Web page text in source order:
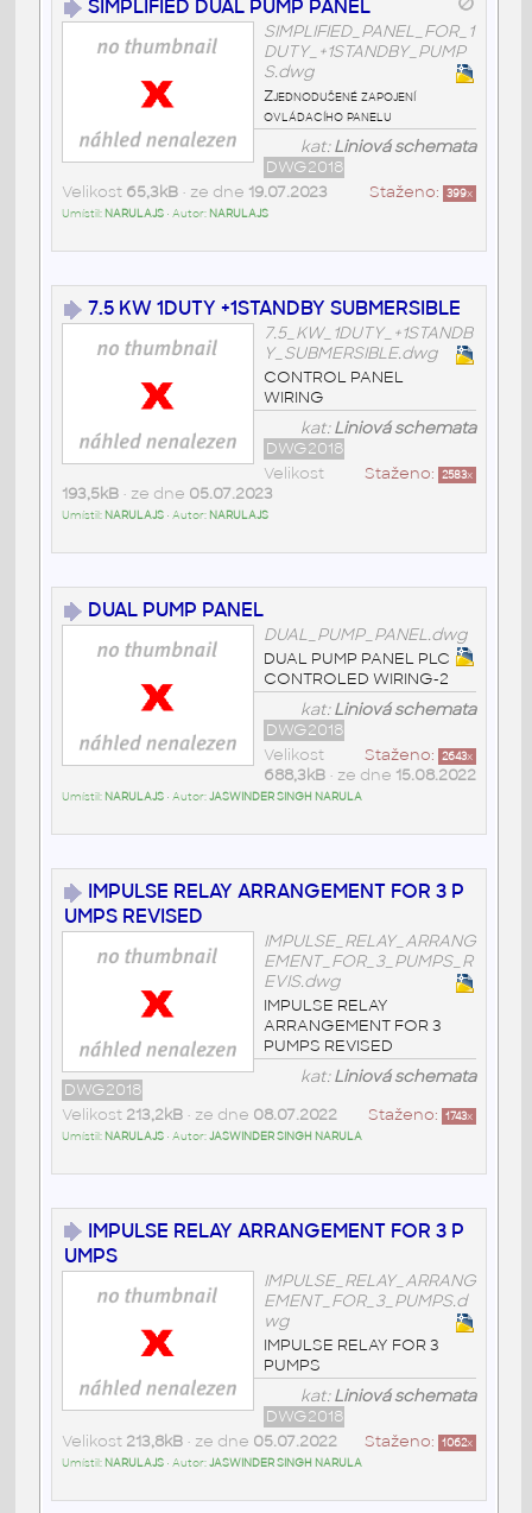
SIMPLIFIED DUAL PUMP PANEL
SIMPLIFIED_PANEL_FOR_1
DUTY_+1STANDBY_PUMP
S.dwg
Zjednodušené zapojení
ovládacího panelu
kat:Liniová schemata
DWG2018
Staženo: 399x
Velikost 65,3kB• ze dne 19.07.2023
Umístil: NARULAJS• Autor: NARULAJS
7.5 KW 1DUTY +1STANDBY SUBMERSIBLE
7.5_KW_1DUTY_+1STANDB
Y_SUBMERSIBLE.dwg
CONTROL PANEL
WIRING
kat:Liniová schemata
DWG2018
Staženo: 2583x
Velikost
193,5kB• ze dne 05.07.2023
Umístil: NARULAJS• Autor: NARULAJS
DUAL PUMP PANEL
DUAL_PUMP_PANEL.dwg
DUAL PUMP PANEL PLC
CONTROLED WIRING-2
kat:Liniová schemata
DWG2018
Staženo: 2643x
Velikost
688,3kB• ze dne 15.08.2022
Umístil: NARULAJS• Autor:JASWINDER SINGH NARULA
IMPULSE RELAY ARRANGEMENT FOR 3 P
UMPS REVISED
IMPULSE_RELAY_ARRANG
EMENT_FOR_3_PUMPS_R
EVIS.dwg
IMPULSE RELAY
ARRANGEMENT FOR 3
PUMPS REVISED
kat:Liniová schemata
DWG2018
Staženo: 1743x
Velikost 213,2kB• ze dne 08.07.2022
Umístil: NARULAJS• Autor:JASWINDER SINGH NARULA
IMPULSE RELAY ARRANGEMENT FOR 3 P
UMPS
IMPULSE_RELAY_ARRANG
EMENT_FOR_3_PUMPS.d
wg
IMPULSE RELAY FOR 3
PUMPS
kat:Liniová schemata
DWG2018
Staženo: 1062x
Velikost 213,8kB• ze dne 05.07.2022
Umístil: NARULAJS• Autor:JASWINDER SINGH NARULA